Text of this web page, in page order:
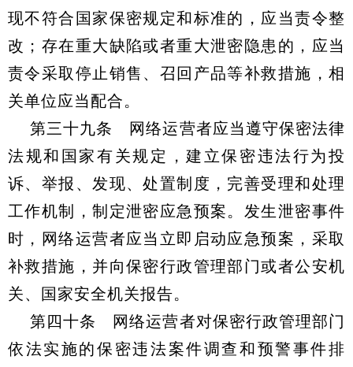
现不符合国家保密规定和标准的，应当责令整
改；存在重大缺陷或者重大泄密隐患的，应当
责令采取停止销售、召回产品等补救措施，相
关单位应当配合。
第三十九条 网络运营者应当遵守保密法律
法规和国家有关规定，建立保密违法行为投
诉、举报、发现、处置制度，完善受理和处理
工作机制，制定泄密应急预案。发生泄密事件
时，网络运营者应当立即启动应急预案，采取
补救措施，并向保密行政管理部门或者公安机
关、国家安全机关报告。
第四十条 网络运营者对保密行政管理部门
依法实施的保密违法案件调查和预警事件排